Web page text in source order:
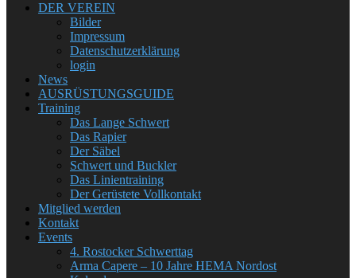
DER VEREIN
Bilder
Impressum
Datenschutzerklärung
login
News
AUSRÜSTUNGSGUIDE
Training
Das Lange Schwert
Das Rapier
Der Säbel
Schwert und Buckler
Das Linientraining
Der Gerüstete Vollkontakt
Mitglied werden
Kontakt
Events
4. Rostocker Schwerttag
Arma Capere – 10 Jahre HEMA Nordost